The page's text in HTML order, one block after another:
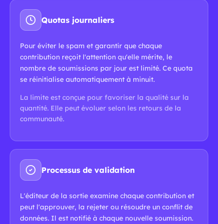
Quotas journaliers
Pour éviter le spam et garantir que chaque
contribution reçoit l'attention qu'elle mérite, le
nombre de soumissions par jour est limité. Ce quota
se réinitialise automatiquement à minuit.
La limite est conçue pour favoriser la qualité sur la
quantité. Elle peut évoluer selon les retours de la
communauté.
Processus de validation
L'éditeur de la sortie examine chaque contribution et
peut l'approuver, la rejeter ou résoudre un conflit de
données. Il est notifié à chaque nouvelle soumission.